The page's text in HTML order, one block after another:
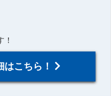
こちら！